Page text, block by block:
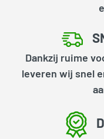
Dankzij ruime
leveren wij snel